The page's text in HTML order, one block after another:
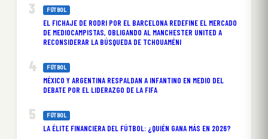
FÚTBOL
EL FICHAJE DE RODRI POR EL BARCELONA REDEFINE EL MERCADO
DE MEDIOCAMPISTAS, OBLIGANDO AL MANCHESTER UNITED A
RECONSIDERAR LA BÚSQUEDA DE TCHOUAMÉNI
FÚTBOL
MÉXICO Y ARGENTINA RESPALDAN A INFANTINO EN MEDIO DEL
DEBATE POR EL LIDERAZGO DE LA FIFA
FÚTBOL
LA ÉLITE FINANCIERA DEL FÚTBOL: ¿QUIÉN GANA MÁS EN 2026?